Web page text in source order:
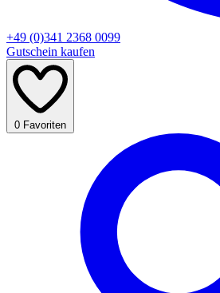
+49 (0)341 2368 0099
Gutschein kaufen
0 Favoriten